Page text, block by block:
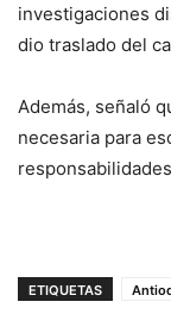
investigaciones
dio traslado del
Además, señaló
necesaria para
ETIQUETAS